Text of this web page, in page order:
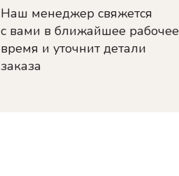
Наш менеджер свяжется
с вами в ближайшее рабочее
время и уточнит детали
заказа